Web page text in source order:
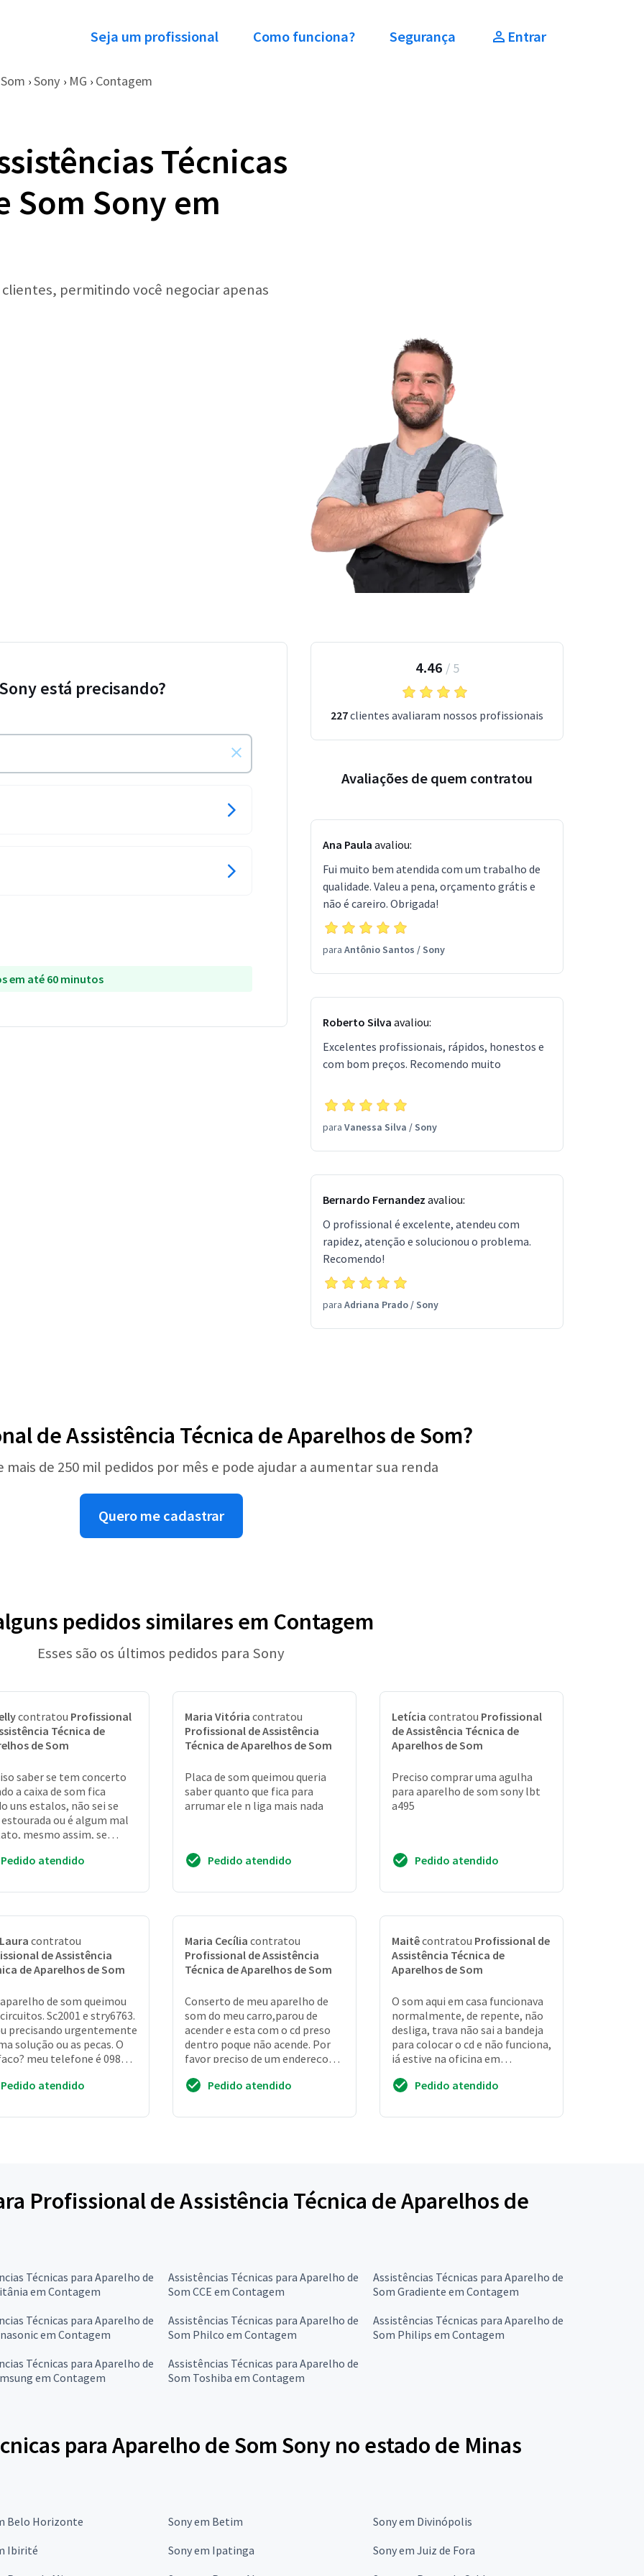
Seja um profissional Como funciona? Segurança Entrar
› Sony › MG › Contagem
Técnicas
Som Sony em
permitindo você negociar apenas
está precisando?
em até 60 minutos
4.46 / 5
227clientes avaliaram nossos profissionais
Avaliações de quem contratou
Ana Paula avaliou:
Fui muito bem atendida com um trabalho de
qualidade. Valeu a pena, orçamento grátis e
não é careiro. Obrigada!
para Antônio Santos /Sony
Roberto Silva avaliou:
Excelentes profissionais, rápidos, honestos e
com bom preços. Recomendo muito
para Vanessa Silva /Sony
Bernardo Fernandez avaliou:
O profissional é excelente, atendeu com
rapidez, atenção e solucionou o problema.
Recomendo!
para Adriana Prado/Sony
de Assistência Técnica de Aparelhos de Som?
mais de 250 mil pedidos por mês e pode ajudar a aumentar sua renda
Quero me cadastrar
pedidos similares em Contagem
Esses são os últimos pedidos para Sony
contratou Profissional
Técnica de
de Som
saber se tem concerto
a caixa de som fica
uns estalos, não sei se
ou é algum mal
mesmo assim, se
se tem co...
Pedido atendido
Maria Vitória contratou
Profissional de Assistência
Técnica de Aparelhos de Som
Placa de som queimou queria
saber quanto que fica para
arrumar ele n liga mais nada
Pedido atendido
Letícia contratou Profissional
de Assistência Técnica de
Aparelhos de Som
Preciso comprar uma agulha
para aparelho de som sony lbt
a495
Pedido atendido
contratou
de Assistência
de Aparelhos de Som
de som queimou
Sc2001 e stry6763.
precisando urgentemente
solução ou as pecas. O
meu telefone é 098
Pedido atendido
Maria Cecília contratou
Profissional de Assistência
Técnica de Aparelhos de Som
Conserto de meu aparelho de
som do meu carro,parou de
acender e esta com o cd preso
dentro poque não acende. Por
favor preciso de um endereço
Atc:marilene
Pedido atendido
Maitêcontratou Profissional de
Assistência Técnica de
Aparelhos de Som
O som aqui em casa funcionava
normalmente, de repente, não
desliga, trava não sai a bandeja
para colocar o cd e não funciona,
já estive na oficina em
vezes, lá f...
Pedido atendido
Profissional de Assistência Técnica de Aparelhos de
Técnicas para Aparelho de
em Contagem
Assistências Técnicas para Aparelho de
Som CCE em Contagem
Assistências Técnicas para Aparelho de
Som Gradiente em Contagem
Técnicas para Aparelho de
em Contagem
Assistências Técnicas para Aparelho de
Som Philco em Contagem
Assistências Técnicas para Aparelho de
Som Philips em Contagem
Técnicas para Aparelho de
em Contagem
Assistências Técnicas para Aparelho de
Som Toshiba em Contagem
para Aparelho de Som Sony no estado de Minas
Belo Horizonte Sony em Betim
Sony em Divinópolis
Ibirité Sony em Ipatinga
Sony em Juiz de Fora